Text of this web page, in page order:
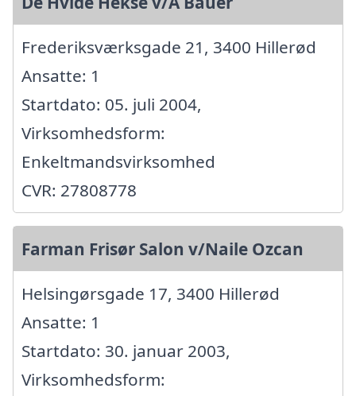
Frederiksværksgade 21, 3400 Hillerød
Ansatte: 1
Startdato: 05. juli 2004,
Virksomhedsform:
Enkeltmandsvirksomhed
CVR: 27808778
Farman Frisør Salon v/Naile Ozcan
Helsingørsgade 17, 3400 Hillerød
Ansatte: 1
Startdato: 30. januar 2003,
Virksomhedsform: